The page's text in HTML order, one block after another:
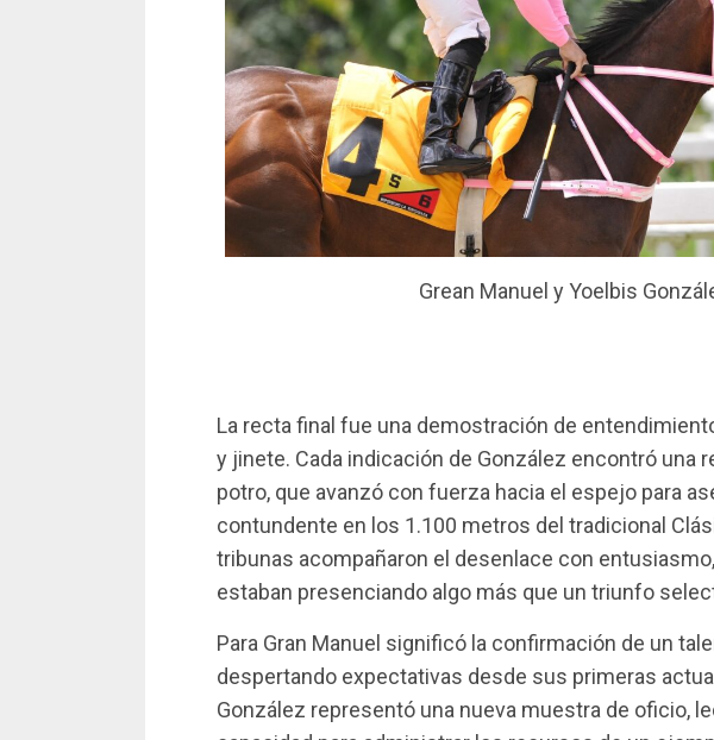
Grean Manuel y Yoelbis
La recta final fue una demostración de
y jinete. Cada indicación de González encontró una
potro, que avanzó con fuerza hacia el espejo para
contundente en los 1.100 metros del tradicional
tribunas acompañaron el desenlace con
estaban presenciando algo más que un triunfo
Para Gran Manuel significó la confirmación de un
despertando expectativas desde sus primeras
González representó una nueva muestra de oficio,